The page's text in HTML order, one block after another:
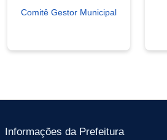
Comitê Gestor Municipal
Informações da Prefeitura